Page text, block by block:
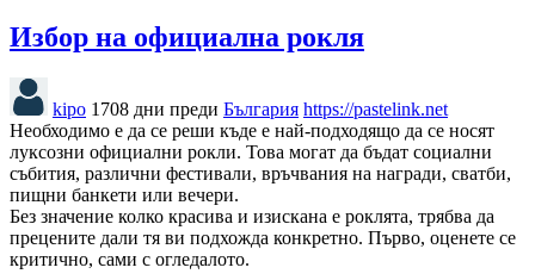
Избор на официална рокля
kipo 1708 дни преди България https://pastelink.net
Необходимо е да се реши къде е най-подходящо да се носят
луксозни официални рокли. Това могат да бъдат социални
събития, различни фестивали, връчвания на награди, сватби,
пищни банкети или вечери.
Без значение колко красива и изискана е роклята, трябва да
прецените дали тя ви подхожда конкретно. Първо, оценете се
критично, сами с огледалото.